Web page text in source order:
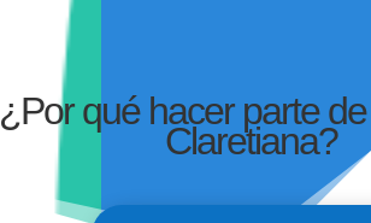
¿Por qué hacer parte
Claretiana?